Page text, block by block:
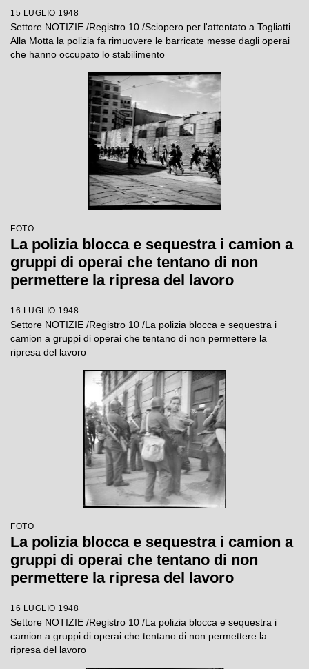
15 LUGLIO 1948
Settore NOTIZIE /Registro 10 /Sciopero per l'attentato a Togliatti.
Alla Motta la polizia fa rimuovere le barricate messe dagli operai
che hanno occupato lo stabilimento
FOTO
La polizia blocca e sequestra i camion a
gruppi di operai che tentano di non
permettere la ripresa del lavoro
16 LUGLIO 1948
Settore NOTIZIE /Registro 10 /La polizia blocca e sequestra i
camion a gruppi di operai che tentano di non permettere la
ripresa del lavoro
FOTO
La polizia blocca e sequestra i camion a
gruppi di operai che tentano di non
permettere la ripresa del lavoro
16 LUGLIO 1948
Settore NOTIZIE /Registro 10 /La polizia blocca e sequestra i
camion a gruppi di operai che tentano di non permettere la
ripresa del lavoro